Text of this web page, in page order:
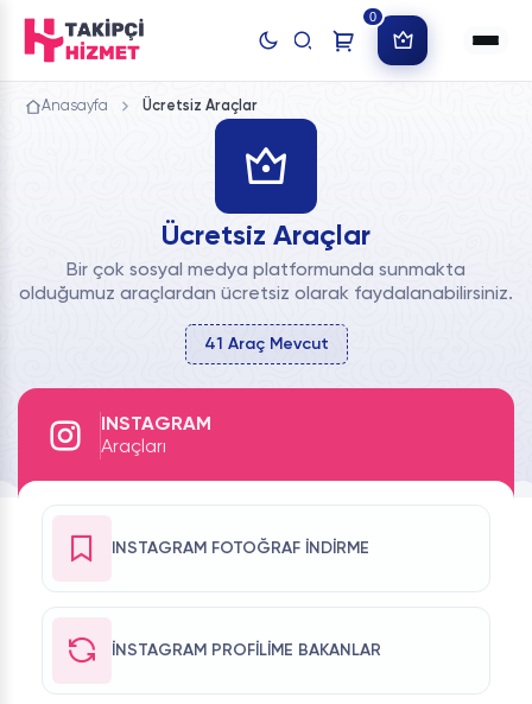
0
Anasayfa Ücretsiz Araçlar
Ücretsiz Araçlar
Bir çok sosyal medya platformunda sunmakta
olduğumuz araçlardan ücretsiz olarak faydalanabilirsiniz.
41 Araç Mevcut
INSTAGRAM
Araçları
INSTAGRAM FOTOĞRAF İNDIRME
İNSTAGRAM PROFILIME BAKANLAR